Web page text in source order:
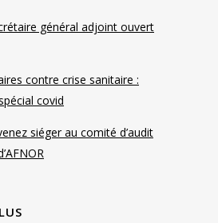
général adjoint ouvert
contre crise sanitaire :
covid
siéger au comité d’audit